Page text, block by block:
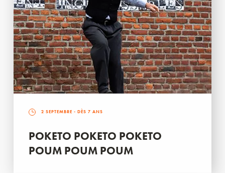
2 SEPTEMBRE - DÈS 7 ANS
POKETO POKETO POKETO
POUM POUM POUM